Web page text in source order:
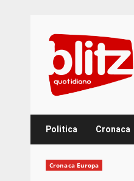
content
Politica Cronaca
Cronaca Europa